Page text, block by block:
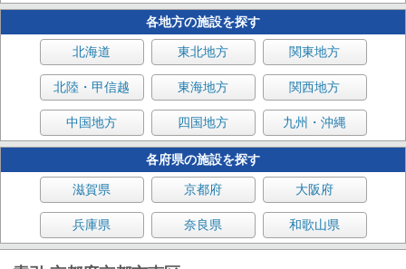
各地方の施設を探す
北海道 東北地方 関東地方
北陸・甲信越 東海地方 関西地方
中国地方 四国地方 九州・沖縄
各府県の施設を探す
滋賀県 京都府 大阪府
兵庫県 奈良県 和歌山県